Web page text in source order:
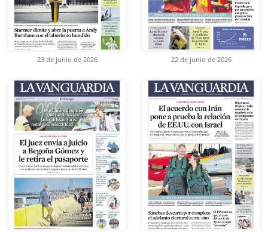
23 de junio de 2026 22 de junio de 2026